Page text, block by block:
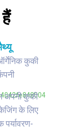
कुकी
अपनी कुकी
के लिए
पर्यावरण-